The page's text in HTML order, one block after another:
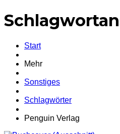
Start
Mehr
Sonstiges
Schlagwörter
Penguin Verlag